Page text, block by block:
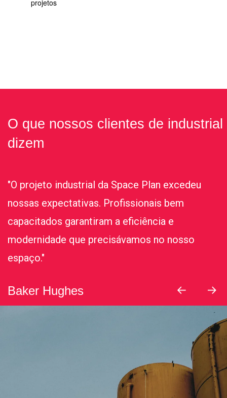
projetos
O que nossos clientes de industrial
dizem
"O projeto industrial da Space Plan excedeu
nossas expectativas. Profissionais bem
capacitados garantiram a eficiência e
modernidade que precisávamos no nosso
espaço."
Baker Hughes